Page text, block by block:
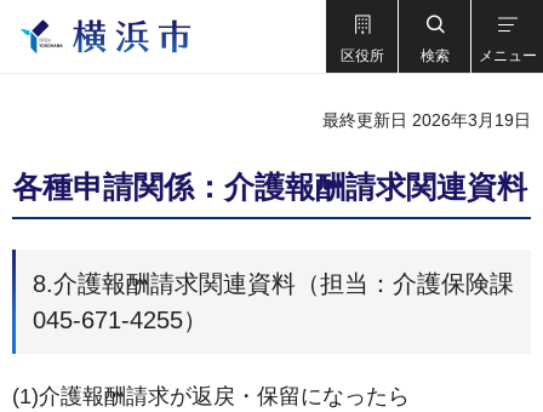
区役所 検索 メニュー
最終更新日 2026年3月19日
各種申請関係：介護報酬請求関連資料
8.介護報酬請求関連資料（担当：介護保険課
045-671-4255）
(1)介護報酬請求が返戻・保留になったら